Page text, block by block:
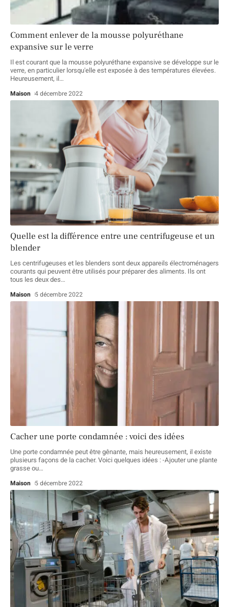
Comment enlever de la mousse polyuréthane
expansive sur le verre
Il est courant que la mousse polyuréthane expansive se développe sur le
verre, en particulier lorsqu'elle est exposée à des températures élevées.
Heureusement, il…
Maison 4 décembre 2022
Quelle est la différence entre une centrifugeuse et un
blender
Les centrifugeuses et les blenders sont deux appareils électroménagers
courants qui peuvent être utilisés pour préparer des aliments. Ils ont
tous les deux des…
Maison 5 décembre 2022
Cacher une porte condamnée : voici des idées
Une porte condamnée peut être gênante, mais heureusement, il existe
plusieurs façons de la cacher. Voici quelques idées : -Ajouter une plante
grasse ou…
Maison 5 décembre 2022